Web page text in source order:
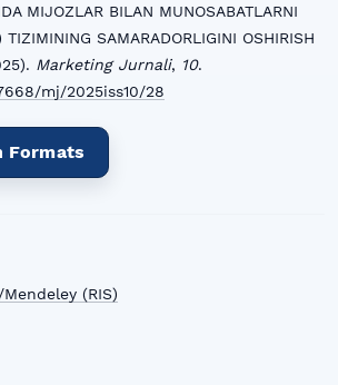
MIJOZLAR BILAN MUNOSABATLARNI
TIZIMINING SAMARADORLIGINI OSHIRISH
Marketing Jurnali, 10.
mj/2025iss10/28
Formats
(RIS)